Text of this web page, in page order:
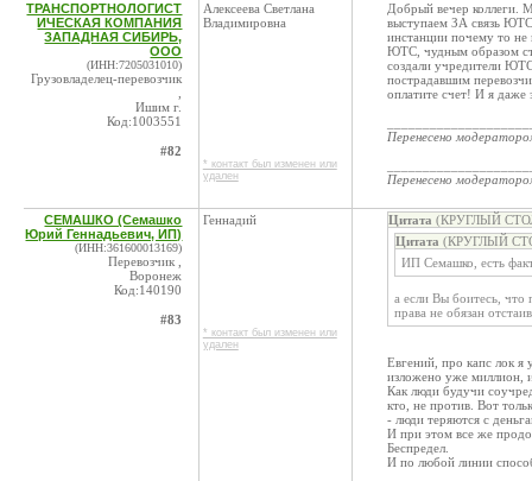
ТРАНСПОРТНОЛОГИСТ
ИЧЕСКАЯ КОМПАНИЯ
ЗАПАДНАЯ СИБИРЬ,
ООО
(ИНН:7205031010)
Грузовладелец-перевозчик
Ишим г.
Код:1003551
#82
Алексеева Светлана
Владимировна
* контакт был изменен или
удален
Добрый вечер коллеги.
выступаем ЗА связь
инстанции почему то
ЮТС, чудным образом
создали учредители
пострадавшим
оплатите счет! И я даже
Перенесено
Перенесено
СЕМАШКО (Семашко
Юрий Геннадьевич, ИП)
(ИНН:361600013169)
Перевозчик ,
Воронеж
Код:140190
#83
Геннадий
* контакт был изменен или
удален
Цитата (КРУГЛЫЙ
Цитата (КРУГЛЫЙ
ИП Семашко, есть
а если Вы боитесь, что
права не обязан
Евгений, про капс лок я
изложено уже миллион,
Как люди будучи
кто, не против. Вот
- люди теряются с
И при этом все же
Беспредел.
И по любой линии